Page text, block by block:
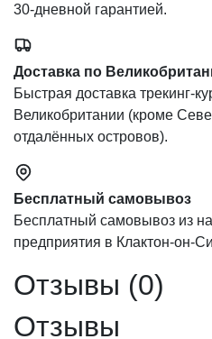
30-дневной гарантией.
Доставка по
Быстрая доставка трекинг-
Великобритании (кроме
отдалённых островов).
Бесплатный самовывоз
Бесплатный самовывоз из
предприятия в Клактон-он-
Отзывы (0)
Отзывы